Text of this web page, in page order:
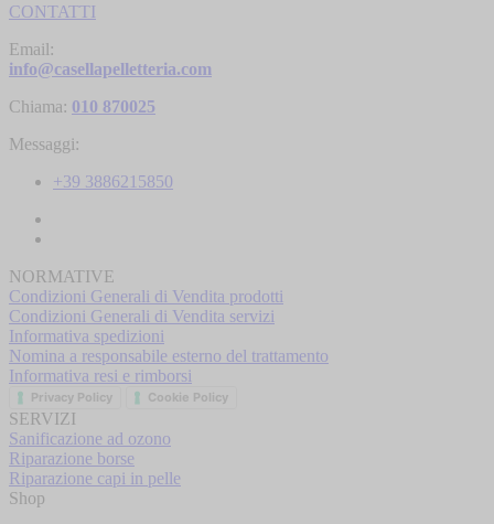
CONTATTI
Email:
info@casellapelletteria.com
Chiama: 010 870025
Messaggi:
+39 3886215850
NORMATIVE
Condizioni Generali di Vendita prodotti
Condizioni Generali di Vendita servizi
Informativa spedizioni
Nomina a responsabile esterno del trattamento
Informativa resi e rimborsi
Privacy Policy Cookie Policy
SERVIZI
Sanificazione ad ozono
Riparazione borse
Riparazione capi in pelle
Shop